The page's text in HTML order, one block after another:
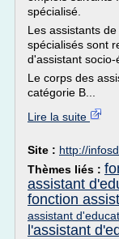
spécialisé.
Les assistants
spécialisés sont
d'assistant socio-
Le corps des
catégorie B...
Lire la suite
Site : http://
Thèmes liés :
assistant
fonction
assistant
l'assistant